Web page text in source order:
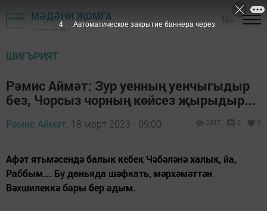
МӘДӘНИ ҖОМГА
Казан шәһәре
ШИГЪРИЯТ
Рәмис Аймәт: Зур уенның уенчыгыдыр
без, Чорсыз чорның көйсез җырыдыр...
Рәмис Аймәт, 18 март 2023 - 09:00 2337 0 0
Афәт ятьмәсендә балык кебек Чәбәләнә халык, йа,
Раббым... Бу дөньяда шәфкать, мәрхәмәттән
Вәхшилеккә бары бер адым.
3 Автоматическое закрытие баннера через